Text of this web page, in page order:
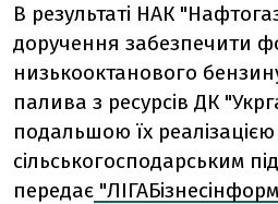
В результаті НАК
доручення забезпечити
низькооктанового
палива з ресурсів ДК
подальшою їх реалізацією
сільськогосподарським
передає